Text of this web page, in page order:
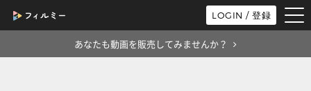
LOGIN / 登録
あなたも動画を販売してみませんか？